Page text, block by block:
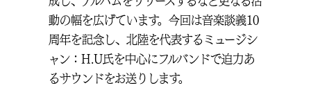
動の幅を広げています。今回は音楽談義10
周年を記念し、北陸を代表するミュージシ
ャン：H.U氏を中心にフルバンドで迫力あ
るサウンドをお送りします。